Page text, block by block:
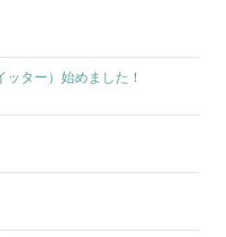
ター）始めました！